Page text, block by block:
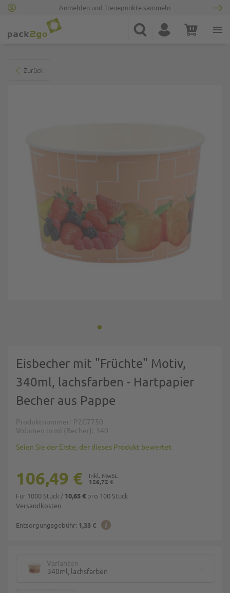
Anmelden und Treuepunkte sammeln
Suche Konto Warenkorb
Zurück
Eisbecher mit "Früchte" Motiv,
340ml, lachsfarben - Hartpapier
Becher aus Pappe
Produktnummer P2G7750
Volumen in ml (Becher)
340
Seien Sie der Erste, der dieses Produkt bewertet
Versandkosten
Entsorgungsgebühr: 1,33 €
126,72 €
106,49 €
Für 1000 Stück / 10,65 € pro 100 Stück
Varianten
340ml, lachsfarben